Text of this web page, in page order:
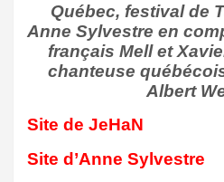
Québec, festival de
Anne Sylvestre en
français Mell et
chanteuse
Albert
Site de JeHaN
Site d’Anne Sylvestre